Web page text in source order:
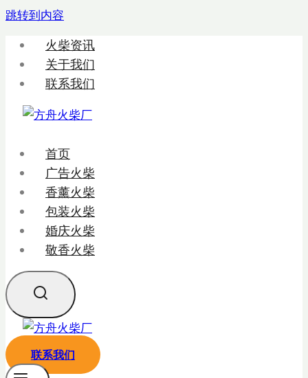
跳转到内容
火柴资讯
关于我们
联系我们
首页
广告火柴
香薰火柴
包装火柴
婚庆火柴
敬香火柴
联系我们